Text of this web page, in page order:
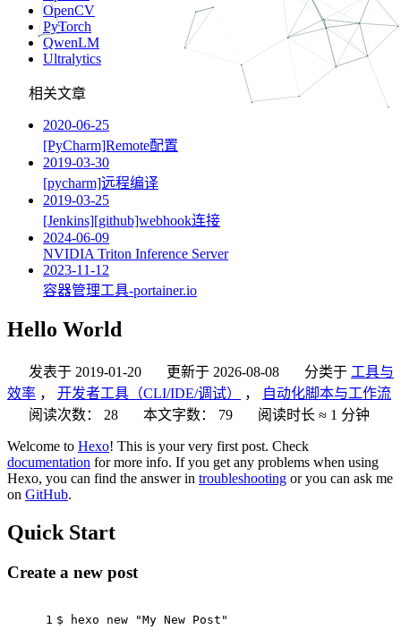
OpenCV
PyTorch
QwenLM
Ultralytics
相关文章
2020-06-25
[PyCharm]Remote配置
2019-03-30
[pycharm]远程编译
2019-03-25
[Jenkins][github]webhook连接
2024-06-09
NVIDIA Triton Inference Server
2023-11-12
容器管理工具-portainer.io
Hello World
发表于 2019-01-20 更新于 2026-08-08 分类于 工具与
效率 ， 开发者工具（CLI/IDE/调试） ，
自动化脚本与工作流
阅读次数：
28 本文字数： 79 阅读时长 ≈ 1 分钟
Welcome to Hexo! This is your very first post. Check
documentation for more info. If you get any problems when using
Hexo, you can find the answer in troubleshooting or you can ask me
on GitHub.
Quick Start
Create a new post
1 $ hexo new "My New Post"